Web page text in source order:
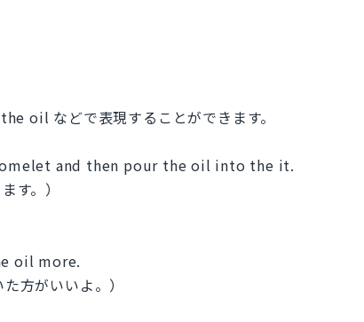
oil などで表現することができます。
and then pour the oil into the it.
す。）
oil more.
方がいいよ。）